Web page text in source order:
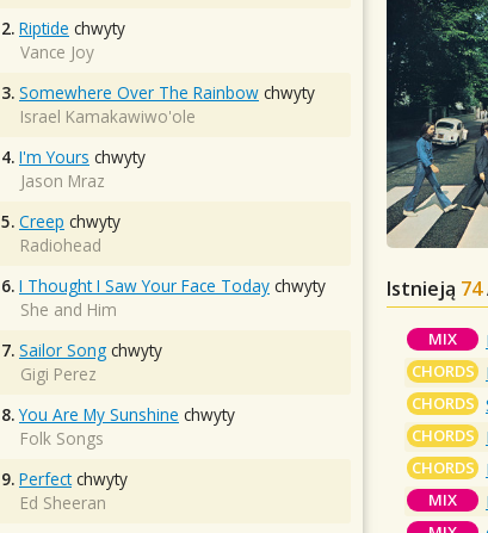
Istnieją 74
MIX
CHORDS
CHORDS
CHORDS
CHORDS
MIX
2. Riptide chwyty
Vance Joy
3. Somewhere Over The Rainbow chwyty
Israel Kamakawiwo'ole
4. I'm Yours chwyty
Jason Mraz
5. Creep chwyty
Radiohead
6. I Thought I Saw Your Face Today chwyty
She and Him
7. Sailor Song chwyty
Gigi Perez
8. You Are My Sunshine chwyty
Folk Songs
9. Perfectchwyty
Ed Sheeran